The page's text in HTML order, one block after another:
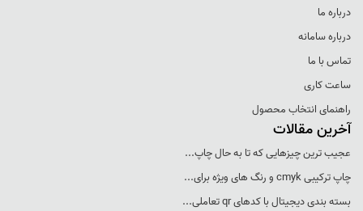
درباره ما
درباره سامانه
تماس با ما
ساعت کاری
راهنمای انتخاب محصول
آخرین مقالات
عجيب ترين چيزهايی که تا به حال چاپ...
چاپ ترکيبی cmyk و رنگ های ويژه برای...
بسته بندی ديجيتال با کدهای qr تعاملی...